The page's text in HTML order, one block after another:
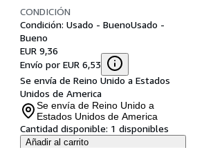
CONDICIÓN
Condición: Usado - BuenoUsado -
Bueno
EUR 9,36
Envío por EUR 6,53
Se envía de Reino Unido a Estados
Unidos de America
Se envía de Reino Unido a
Estados Unidos de America
Cantidad disponible: 1 disponibles
Añadir al carrito